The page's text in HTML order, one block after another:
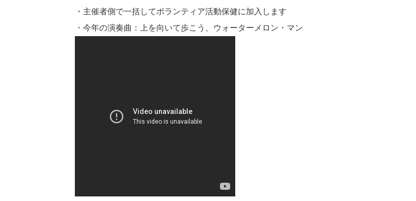
・主催者側で一括してボランティア活動保健に加入します
・今年の演奏曲：上を向いて歩こう、ウォーターメロン・マン